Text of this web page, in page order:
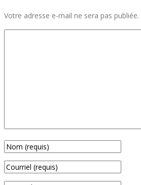
Votre adresse e-mail ne sera pas publiée.